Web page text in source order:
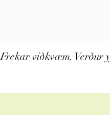
Frekar viðkvæm. Verður